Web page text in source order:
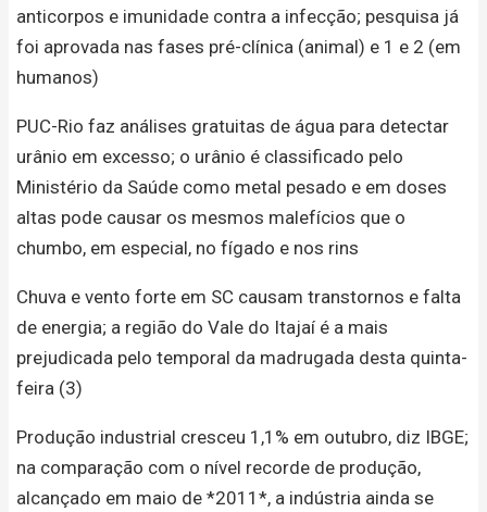
anticorpos e imunidade contra a infecção; pesquisa já
foi aprovada nas fases pré-clínica (animal) e 1 e 2 (em
humanos)
PUC-Rio faz análises gratuitas de água para detectar
urânio em excesso; o urânio é classificado pelo
Ministério da Saúde como metal pesado e em doses
altas pode causar os mesmos malefícios que o
chumbo, em especial, no fígado e nos rins
Chuva e vento forte em SC causam transtornos e falta
de energia; a região do Vale do Itajaí é a mais
prejudicada pelo temporal da madrugada desta quinta-
feira (3)
Produção industrial cresceu 1,1% em outubro, diz IBGE;
na comparação com o nível recorde de produção,
alcançado em maio de *2011*, a indústria ainda se